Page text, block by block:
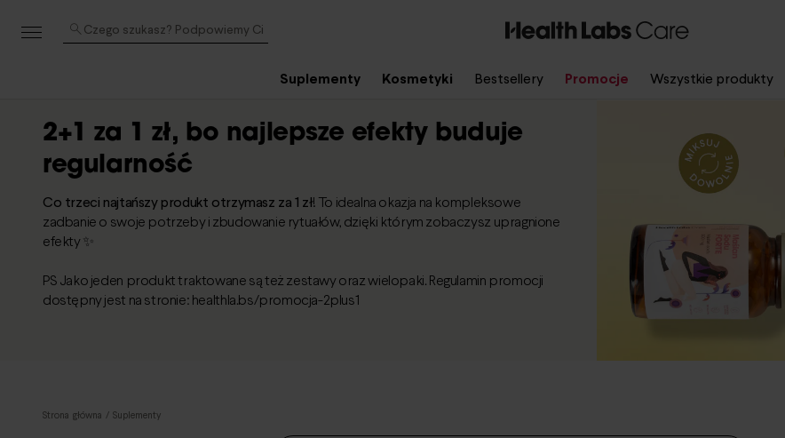
Czego szukasz? Podpowiemy Ci
Suplementy Kosmetyki Bestsellery Promocje Wszystkie produkty
2+1 za 1 zł, bo najlepsze efekty buduje
regularność
Co trzeci najtańszy produkt otrzymasz za 1 zł! To idealna okazja na kompleksowe
zadbanie o swoje potrzeby i zbudowanie rytuałów, dzięki którym zobaczysz upragnione
efekty ✨
PS Jako jeden produkt traktowane są też zestawy oraz wielopaki. Regulamin promocji
dostępny jest na stronie: healthla.bs/promocja-2plus1
Strona główna / Suplementy